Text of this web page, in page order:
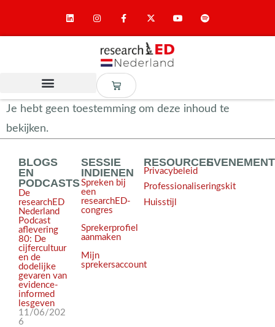
Je hebt geen toestemming om deze inhoud te
bekijken.
BLOGS
EN
PODCASTS
De
researchED
Nederland
Podcast
aflevering
80: De
cijfercultuur
en de
dodelijke
gevaren van
evidence-
informed
lesgeven
11/06/202
6
SESSIE
INDIENEN
Spreken bij
een
researchED-
congres
Sprekerprofiel
aanmaken
Mijn
sprekersaccount
RESOURCES
Privacybeleid
Professionaliseringskit
Huisstijl